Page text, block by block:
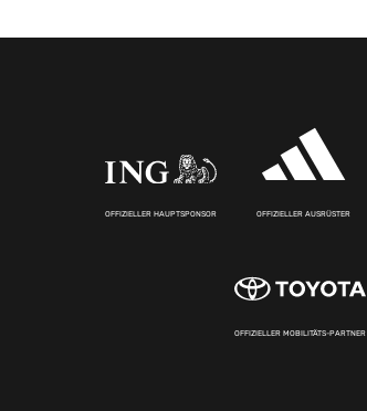
OFFIZIELLER HAUPTSPONSOR OFFIZIELLER AUSRÜSTER
OFFIZIELLER MOBILITÄTS-PARTNER